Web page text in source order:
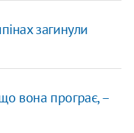
загинули
вона програє, –